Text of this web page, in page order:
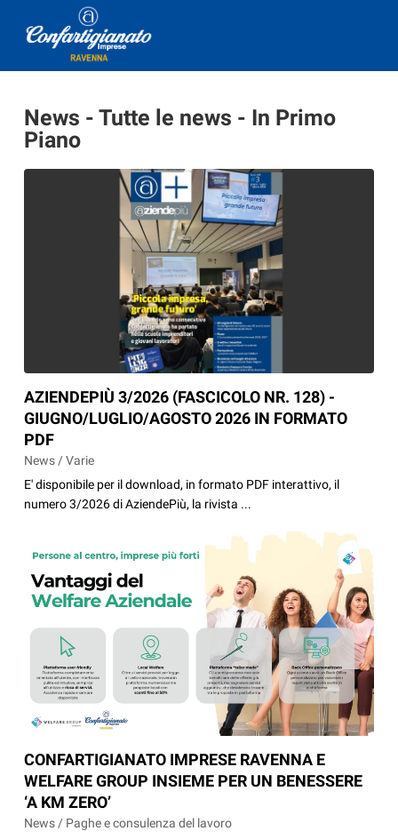
News - Tutte le news - In Primo
Piano
AZIENDEPIÙ 3/2026 (FASCICOLO NR. 128) -
GIUGNO/LUGLIO/AGOSTO 2026 IN FORMATO
PDF
News / Varie
E' disponibile per il download, in formato PDF interattivo, il
numero 3/2026 di AziendePiù, la rivista ...
CONFARTIGIANATO IMPRESE RAVENNA E
WELFARE GROUP INSIEME PER UN BENESSERE
‘A KM ZERO’
News / Paghe e consulenza del lavoro